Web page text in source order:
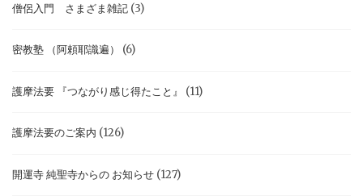
僧侶入門 さまざま雑記 (3)
密教塾 （阿頼耶識遍） (6)
護摩法要 『つながり感じ得たこと』 (11)
護摩法要のご案内 (126)
開運寺 純聖寺からの お知らせ (127)